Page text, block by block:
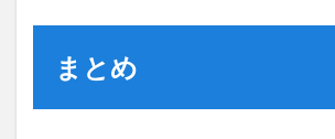
まとめ